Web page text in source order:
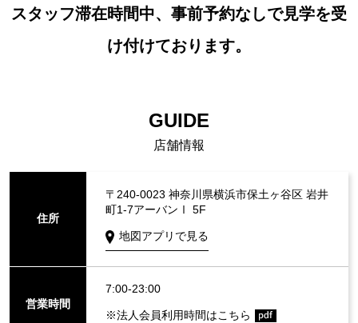
スタッフ滞在時間中、事前予約なしで見学を受
け付けております。
GUIDE
店舗情報
住所
〒240-0023 神奈川県横浜市保土ヶ谷区 岩井
町1-7アーバンⅠ 5F
地図アプリで見る
営業時間
7:00-23:00
※法人会員利用時間はこちら